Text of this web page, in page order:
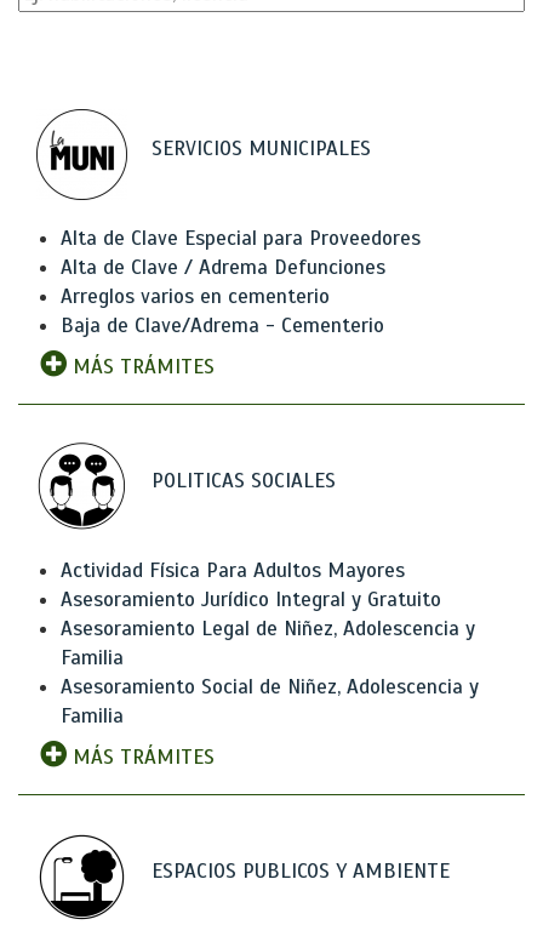
SERVICIOS MUNICIPALES
Alta de Clave Especial para Proveedores
Alta de Clave / Adrema Defunciones
Arreglos varios en cementerio
Baja de Clave/Adrema - Cementerio
MÁS TRÁMITES
POLITICAS SOCIALES
Actividad Física Para Adultos Mayores
Asesoramiento Jurídico Integral y Gratuito
Asesoramiento Legal de Niñez, Adolescencia y
Familia
Asesoramiento Social de Niñez, Adolescencia y
Familia
MÁS TRÁMITES
ESPACIOS PUBLICOS Y AMBIENTE